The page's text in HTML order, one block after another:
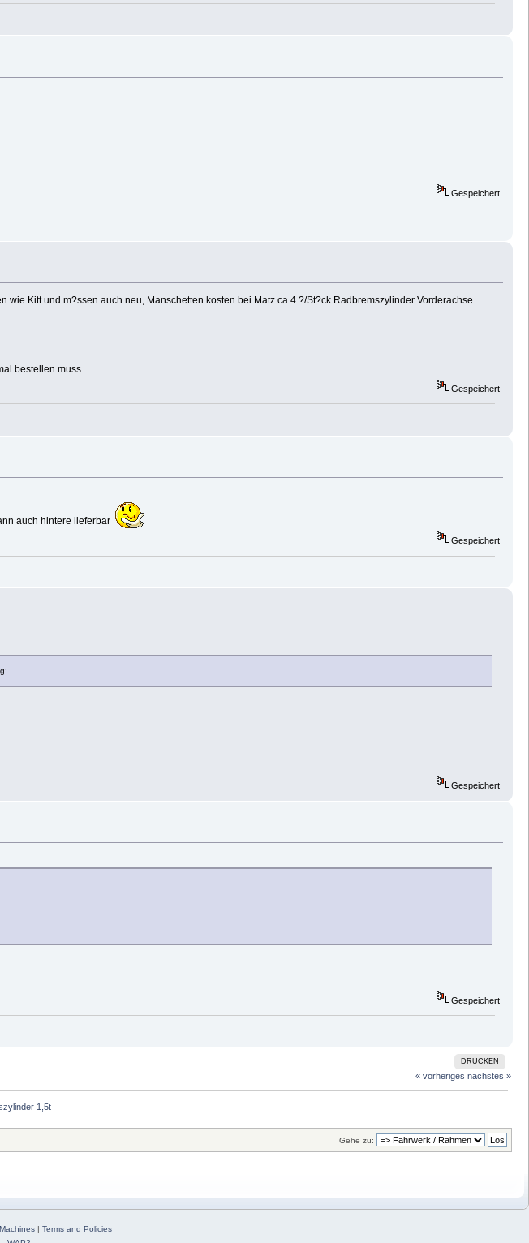
Gespeichert
Kitt und m?ssen auch neu, Manschetten kosten bei Matz ca 4 ?/St?ck Radbremszylinder Vorderachse
bestellen muss...
Gespeichert
auch hintere lieferbar
Gespeichert
Gespeichert
Gespeichert
DRUCKEN
« vorheriges nächstes »
1,5t
Gehe zu:
| Terms and Policies